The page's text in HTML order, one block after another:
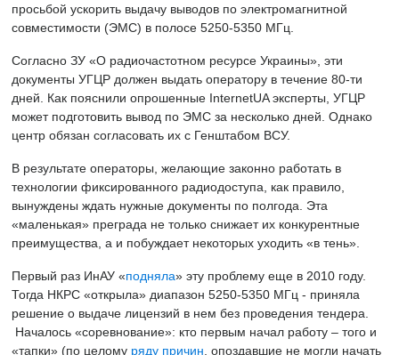
просьбой ускорить выдачу выводов по электромагнитной
совместимости (ЭМС) в полосе 5250-5350 МГц.
Согласно ЗУ «О радиочастотном ресурсе Украины», эти
документы УГЦР должен выдать оператору в течение 80-ти
дней. Как пояснили опрошенные InternetUA эксперты, УГЦР
может подготовить вывод по ЭМС за несколько дней. Однако
центр обязан согласовать их с Генштабом ВСУ.
В результате операторы, желающие законно работать в
технологии фиксированного радиодоступа, как правило,
вынуждены ждать нужные документы по полгода. Эта
«маленькая» преграда не только снижает их конкурентные
преимущества, а и побуждает некоторых уходить «в тень».
Первый раз ИнАУ «подняла» эту проблему еще в 2010 году.
Тогда НКРС «открыла» диапазон 5250-5350 МГц - приняла
решение о выдаче лицензий в нем без проведения тендера.
Началось «соревнование»: кто первым начал работу – того и
«тапки» (по целому ряду причин , опоздавшие не могли начать